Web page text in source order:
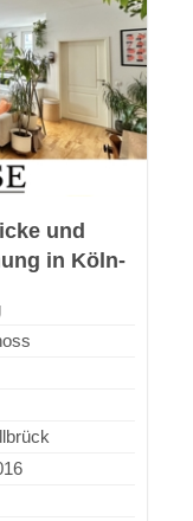
und
in Köln-